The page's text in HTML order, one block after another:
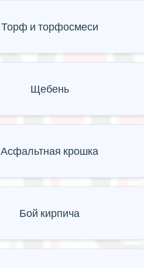
Торф и торфосмеси
Щебень
Асфальтная крошка
Бой кирпича